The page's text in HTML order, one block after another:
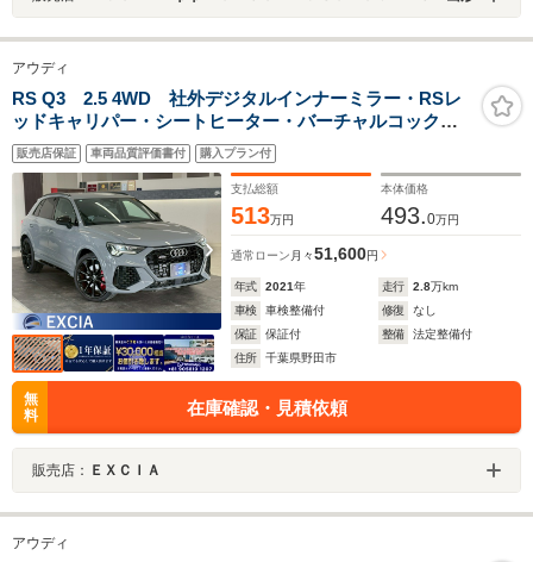
アウディ
RS Q3 2.5 4WD 社外デジタルインナーミラー・RSレ
ッドキャリパー・シートヒーター・バーチャルコックピ
ット・マトリックスLEDヘッドライト
販売店保証 車両品質評価書付 購入プラン付
支払総額
513万円
本体価格
493.0万円
通常ローン 月々51,600円
年式 2021年 走行 2.8万km
車検
車検整備付 修復
なし
保証
保証付 整備
法定整備付
住所
千葉県野田市
無
料
在庫確認・見積依頼
販売店： ＥＸＣＩＡ
アウディ